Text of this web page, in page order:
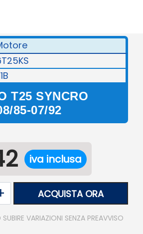
T25 SYNCRO
85-07/92
iva inclusa
ACQUISTA ORA
VARIAZIONI SENZA PREAVVISO